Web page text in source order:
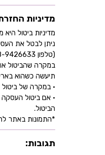
מדיניות
מדיניות ביטול היא מיום קבלת
ניתן לבטל את
(טלפון 08-9426633, דוא”ל info@littleprince.co.il.)
במקרה שהביטול
תיעשה כשהוא באריזתו
• במקרה של ביטול
• אם ביטול
הביטול.
*התמונות באתר
תגובות: